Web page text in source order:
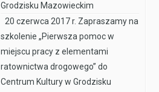
Grodzisku Mazowieckim
20 czerwca 2017 r. Zapraszamy na
szkolenie „Pierwsza pomoc w
miejscu pracy z elementami
ratownictwa drogowego” do
Centrum Kultury w Grodzisku